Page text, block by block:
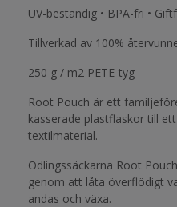
UV-beständig • BPA-fri •
Tillverkad av 100%
250 g / m2 PETE-tyg
Root Pouch är ett
kasserade plastflaskor till
textilmaterial.
Odlingssäckarna Root
genom att låta överflödigt
andas och växa.